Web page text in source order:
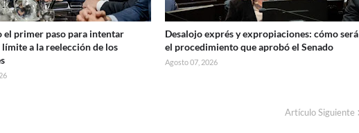
primer paso para intentar
a la reelección de los
Desalojo exprés y expropiaciones: cómo será
el procedimiento que aprobó el Senado
Agosto 07, 2026
Artículo Siguiente